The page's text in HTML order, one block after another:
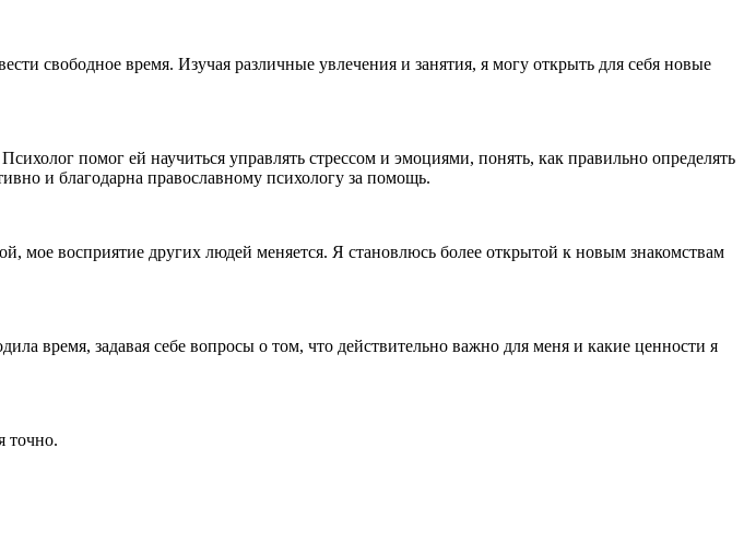
свободное время. Изучая различные увлечения и занятия, я могу открыть для себя новые
помог ей научиться управлять стрессом и эмоциями, понять, как правильно определять
и благодарна православному психологу за помощь.
мое восприятие других людей меняется. Я становлюсь более открытой к новым знакомствам
время, задавая себе вопросы о том, что действительно важно для меня и какие ценности я
точно.